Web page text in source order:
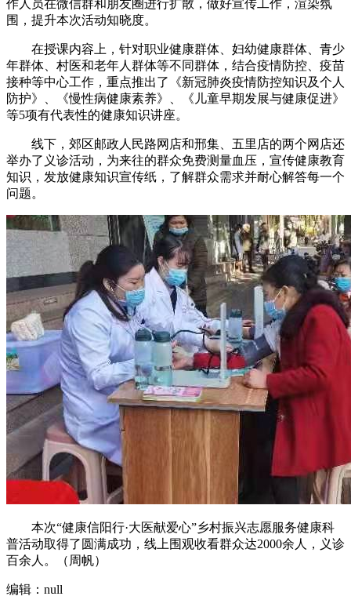
作人员在微信群和朋友圈进行扩散，做好宣传工作，渲染氛
围，提升本次活动知晓度。
在授课内容上，针对职业健康群体、妇幼健康群体、青少
年群体、村医和老年人群体等不同群体，结合疫情防控、疫苗
接种等中心工作，重点推出了《新冠肺炎疫情防控知识及个人
防护》、《慢性病健康素养》、《儿童早期发展与健康促进》
等5项有代表性的健康知识讲座。
线下，郊区邮政人民路网店和邢集、五里店的两个网店还
举办了义诊活动，为来往的群众免费测量血压，宣传健康教育
知识，发放健康知识宣传纸，了解群众需求并耐心解答每一个
问题。
本次“健康信阳行·大医献爱心”乡村振兴志愿服务健康科
普活动取得了圆满成功，线上围观收看群众达2000余人，义诊
百余人。（周帆）
编辑：null